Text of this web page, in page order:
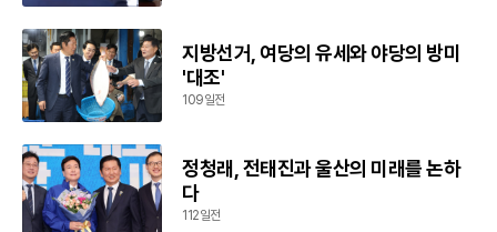
지방선거, 여당의 유세와 야당의 방미
'대조'
109일전
정청래, 전태진과 울산의 미래를 논하
다
112일전